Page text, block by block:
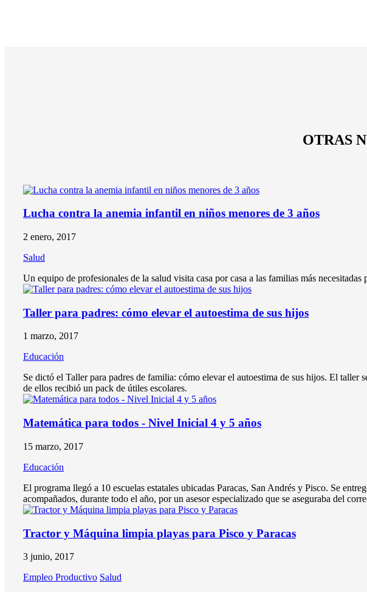
OTRAS
Lucha contra la anemia infantil en niños menores de 3 años
2 enero, 2017
Salud
Un equipo de profesionales de la salud visita casa por casa a las familias más
Taller para padres: cómo elevar el autoestima de sus hijos
1 marzo, 2017
Educación
Se dictó el Taller para padres de familia: cómo elevar el autoestima de sus hijos. El
de ellos recibió un pack de útiles escolares.
Matemática para todos - Nivel Inicial 4 y 5 años
15 marzo, 2017
Educación
El programa llegó a 10 escuelas estatales ubicadas Paracas, San Andrés y Pisco. Se
acompañados, durante todo el año, por un asesor especializado que se aseguraba del
Tractor y Máquina limpia playas para Pisco y Paracas
3 junio, 2017
Empleo Productivo Salud